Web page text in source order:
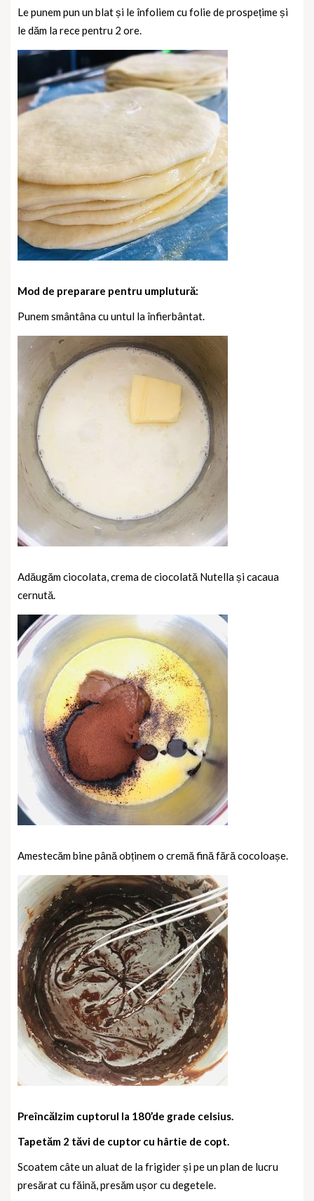
Le punem pun un blat și le înfoliem cu folie de prospețime și
le dăm la rece pentru 2 ore.
Mod de preparare pentru umplutură:
Punem smântâna cu untul la înfierbântat.
Adăugăm ciocolata, crema de ciocolată Nutella și cacaua
cernută.
Amestecăm bine până obținem o cremă fină fără cocoloașe.
Preîncălzim cuptorul la 180’de grade celsius.
Tapetăm 2 tăvi de cuptor cu hârtie de copt.
Scoatem câte un aluat de la frigider și pe un plan de lucru
presărat cu făină, presăm ușor cu degetele.